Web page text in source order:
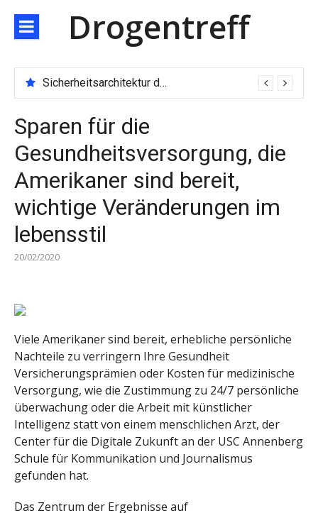
zum
Inhalt
Drogentreff
Sicherheitsarchitektur der nächsten Generation: JARXE kombiniert Multi-Wallet und MPC als Schutzschild für digitales Vertrauen
Sparen für die
Gesundheitsversorgung, die
Amerikaner sind bereit,
wichtige Veränderungen im
lebensstil
20/02/2020
Viele Amerikaner sind bereit, erhebliche persönliche
Nachteile zu verringern Ihre Gesundheit
Versicherungsprämien oder Kosten für medizinische
Versorgung, wie die Zustimmung zu 24/7 persönliche
überwachung oder die Arbeit mit künstlicher
Intelligenz statt von einem menschlichen Arzt, der
Center für die Digitale Zukunft an der USC Annenberg
Schule für Kommunikation und Journalismus
gefunden hat.
Das Zentrum der Ergebnisse auf